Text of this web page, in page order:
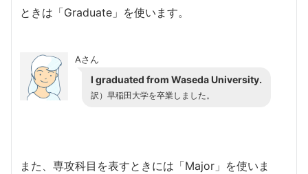
ときは「Graduate」を使います。
Aさん
I graduated from Waseda University.
訳）早稲田大学を卒業しました。
また、専攻科目を表すときには「Major」を使いま